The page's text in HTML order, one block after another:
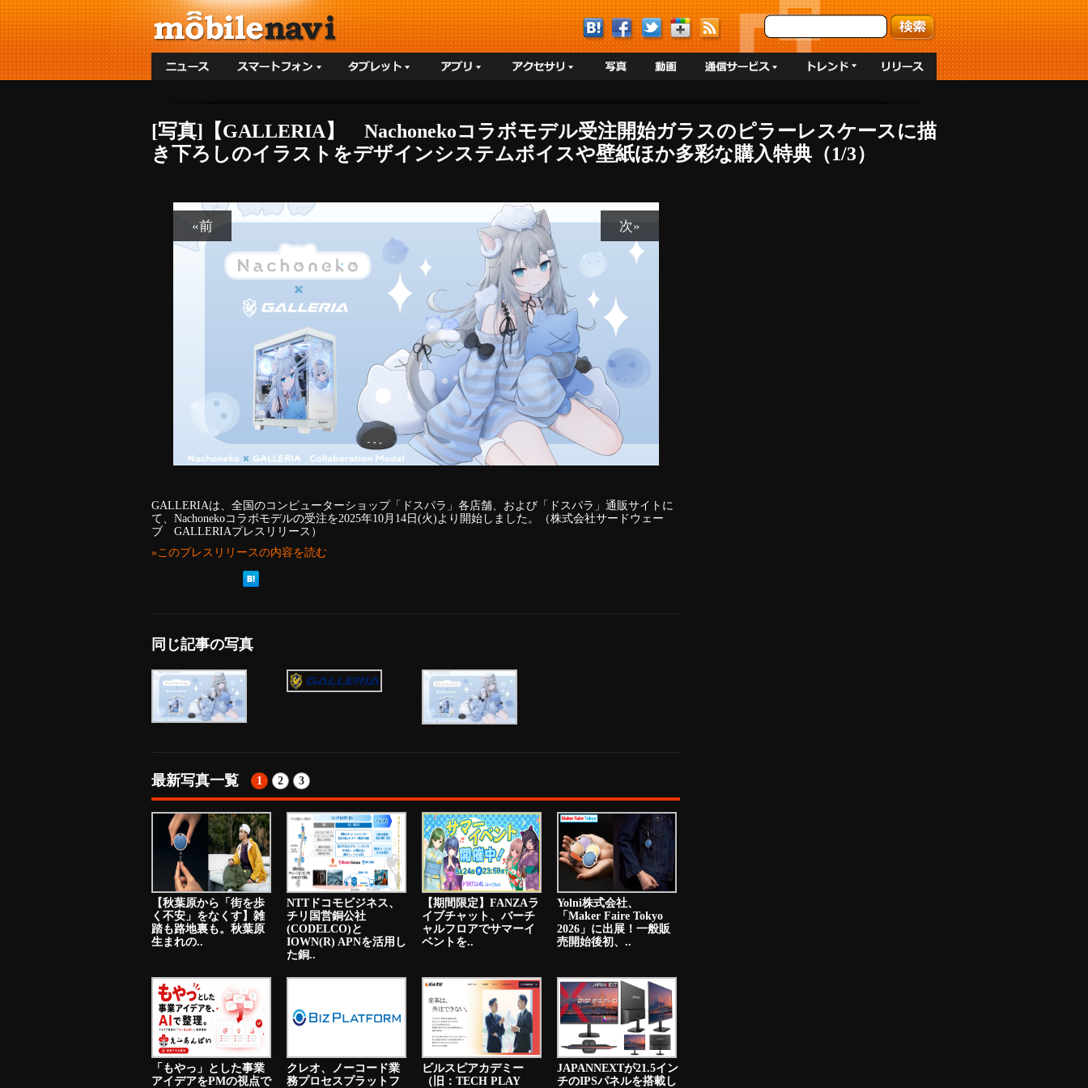
[写真]【GALLERIA】 Nachonekoコラボモデル受注開始ガラスのピラーレスケースに描
き下ろしのイラストをデザインシステムボイスや壁紙ほか多彩な購入特典（1/3）
«前 次»
GALLERIAは、全国のコンピューターショップ「ドスパラ」各店舗、および「ドスパラ」通販サイトに
て、Nachonekoコラボモデルの受注を2025年10月14日(火)より開始しました。（株式会社サードウェー
ブ GALLERIAプレスリリース）
»このプレスリリースの内容を読む
同じ記事の写真
最新写真一覧 1 2 3
【秋葉原から「街を歩
く不安」をなくす】雑
踏も路地裏も。秋葉原
生まれの..
NTTドコモビジネス、
チリ国営銅公社
(CODELCO)と
IOWN(R) APNを活用し
た銅..
【期間限定】FANZAラ
イブチャット、バーチ
ャルフロアでサマーイ
ベントを..
Yolni株式会社、
「Maker Faire Tokyo
2026」に出展！一般販
売開始後初、..
「もやっ」とした事業
アイデアをPMの視点で
クレオ、ノーコード業
務プロセスプラットフ
ビルスピアカデミー
（旧：TECH PLAY
JAPANNEXTが21.5イン
チのIPSパネルを搭載し